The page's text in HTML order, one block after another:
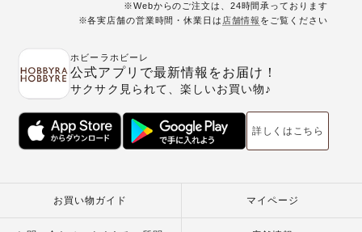
※Webからのご注文は、24時間承っております
※各実店舗の営業時間・休業日は 店舗情報 をご覧ください
ホビーラホビーレ
公式アプリで最新情報をお届け！
サクサク見られて、楽しいお買い物♪
詳しくはこちら
お買い物ガイド マイページ